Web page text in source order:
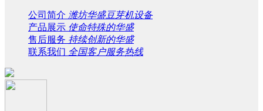
公司简介 潍坊华盛豆芽机设备
产品展示 使命特殊的华盛
售后服务 持续创新的华盛
联系我们 全国客户服务热线